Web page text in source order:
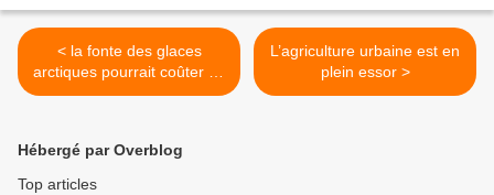
< la fonte des glaces
arctiques pourrait coûter 45
000 milliards d’euros
L’agriculture urbaine‏ est en
plein essor >
Hébergé par Overblog
Top articles